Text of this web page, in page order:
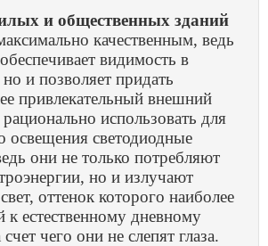
и общественных зданий
качественным, ведь
видимость в
и позволяет придать
привлекательный внешний
использовать для
освещения светодиодные
они не только потребляют
но и излучают
оттенок которого наиболее
естественному дневному
чего они не слепят глаза.